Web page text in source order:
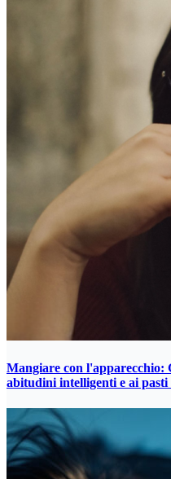
Mangiare con l'apparecchio:
abitudini intelligenti e ai pasti